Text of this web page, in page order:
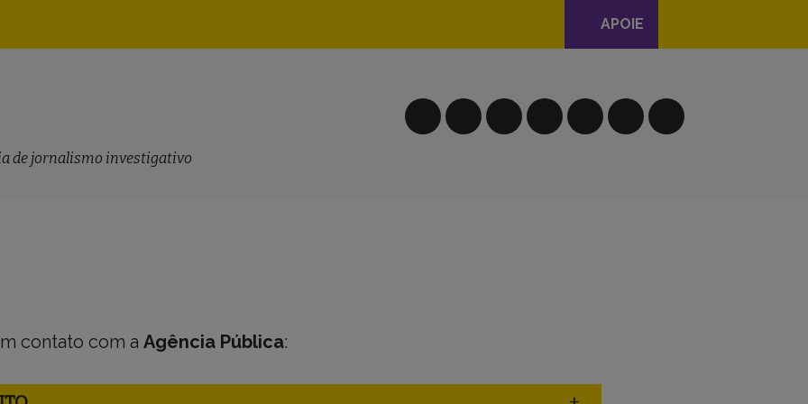
principal
APOIE
de jornalismo investigativo
contato com a Agência Pública: